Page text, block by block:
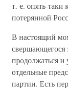
т. е. опять-
потерянной
В настоящий
свершающегося
продолжаться и
отдельные
партии. Есть